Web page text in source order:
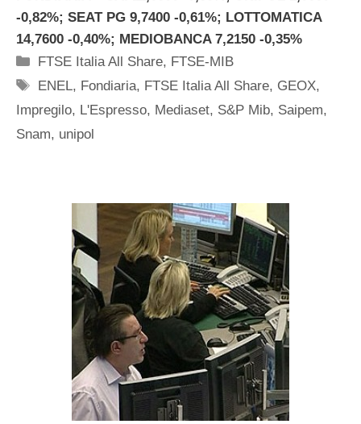
-0,82%; SEAT PG 9,7400 -0,61%; LOTTOMATICA
14,7600 -0,40%; MEDIOBANCA 7,2150 -0,35%
Categorie
FTSE Italia All Share, FTSE-MIB
Tag
ENEL, Fondiaria, FTSE Italia All Share, GEOX,
Impregilo, L'Espresso, Mediaset, S&P Mib, Saipem,
Snam, unipol